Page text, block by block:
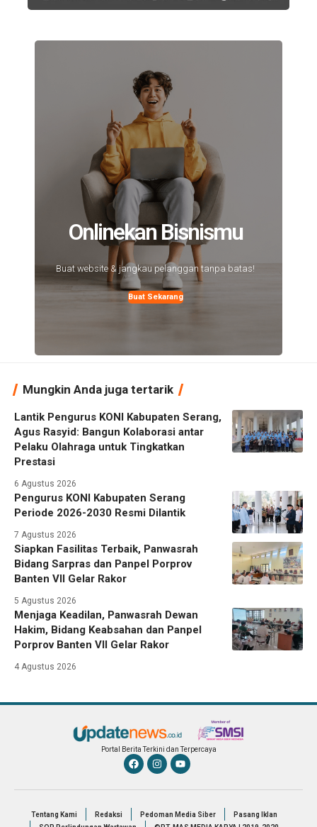
Onlinekan Bisnismu
Buat website & jangkau pelanggan tanpa batas!
Buat Sekarang
Mungkin Anda juga tertarik
Lantik Pengurus KONI Kabupaten Serang,
Agus Rasyid: Bangun Kolaborasi antar
Pelaku Olahraga untuk Tingkatkan
Prestasi
6 Agustus 2026
Pengurus KONI Kabupaten Serang
Periode 2026-2030 Resmi Dilantik
7 Agustus 2026
Siapkan Fasilitas Terbaik, Panwasrah
Bidang Sarpras dan Panpel Porprov
Banten VII Gelar Rakor
5 Agustus 2026
Menjaga Keadilan, Panwasrah Dewan
Hakim, Bidang Keabsahan dan Panpel
Porprov Banten VII Gelar Rakor
4 Agustus 2026
Portal Berita Terkini dan Terpercaya
Tentang Kami Redaksi Pedoman Media Siber
Pasang Iklan